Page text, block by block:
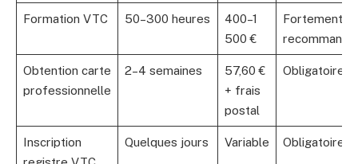
Formation VTC 50–300 heures
400–1
500 €
Fortement
Obtention carte
professionnelle
2–4 semaines
57,60 €
+ frais
postal
Obligatoire
Inscription
Quelques jours Variable Obligatoire